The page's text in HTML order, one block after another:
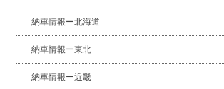
納車情報ー北海道
納車情報ー東北
納車情報ー近畿